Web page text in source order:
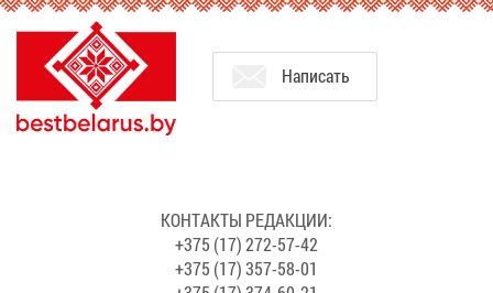
На­пи­сать
КОН­ТАК­ТЫ РЕ­ДАК­ЦИИ:
+375 (17) 272-57-42
+375 (17) 357-58-01